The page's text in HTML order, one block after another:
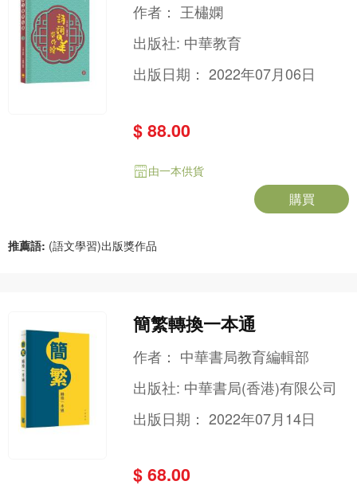
作者： 王橚嫻
出版社: 中華教育
出版日期：2022年07月06日
$ 88.00
由一本供貨
購買
推薦語: (語文學習)出版獎作品
簡繁轉換一本通
作者： 中華書局教育編輯部
出版社: 中華書局(香港)有限公司
出版日期：2022年07月14日
$ 68.00